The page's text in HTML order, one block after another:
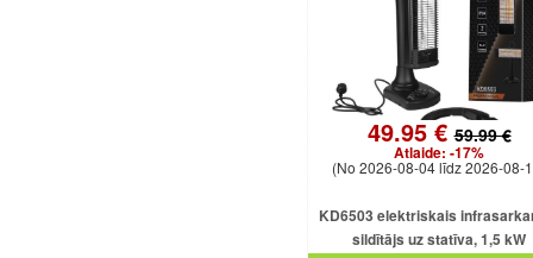
49.95 €59.99 €
Atlaide: -17%
(No 2026-08-04 līdz 2026-08-
KD6503 elektriskais
sildītājs uz statīva, 1,5 kW